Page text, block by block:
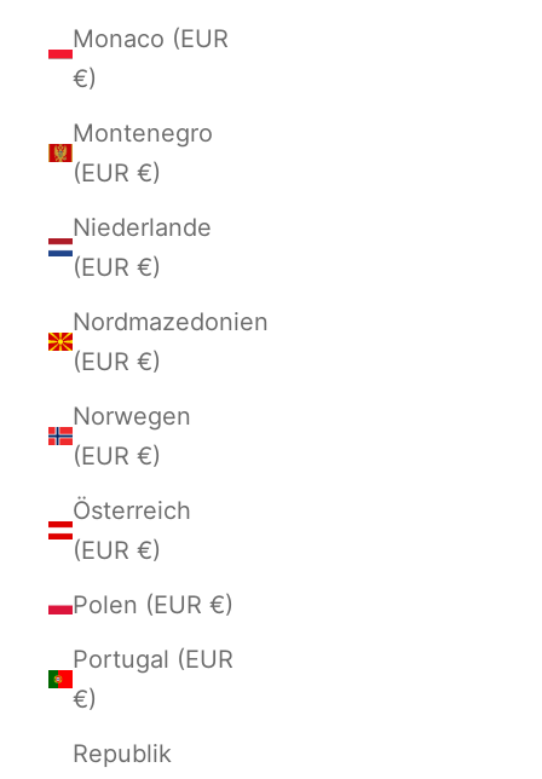
Monaco (EUR
€)
Montenegro
(EUR €)
Niederlande
(EUR €)
Nordmazedonien
(EUR €)
Norwegen
(EUR €)
Österreich
(EUR €)
Polen (EUR €)
Portugal (EUR
€)
Republik